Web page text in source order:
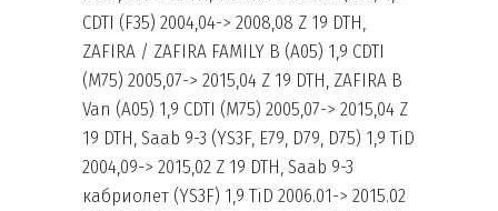
CDTI (F35) 2004,04-> 2008,08 Z 19 DTH,
ZAFIRA / ZAFIRA FAMILY B (A05) 1,9 CDTI
(M75) 2005,07-> 2015,04 Z 19 DTH, ZAFIRA B
Van (A05) 1,9 CDTI (M75) 2005,07-> 2015,04 Z
19 DTH, Saab 9-3 (YS3F, E79, D79, D75) 1,9 TiD
2004,09-> 2015,02 Z 19 DTH, Saab 9-3
кабриолет (YS3F) 1,9 TiD 2006.01-> 2015.02